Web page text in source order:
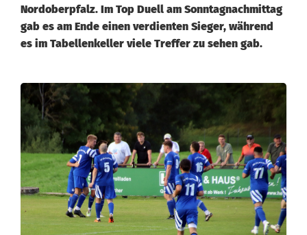
Nordoberpfalz. Im Top Duell am Sonntagnachmittag
gab es am Ende einen verdienten Sieger, während
es im Tabellenkeller viele Treffer zu sehen gab.
K
r
e
i
s
l